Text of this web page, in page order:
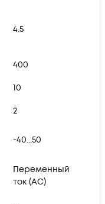
4.5
400
10
2
-40...50
Переменный
ток (AC)